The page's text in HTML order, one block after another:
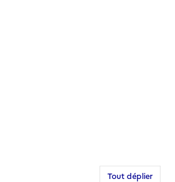
Tout déplier